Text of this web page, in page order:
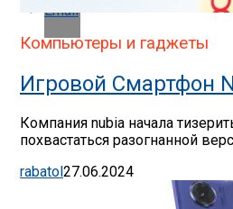
Email
Компьютеры и гаджеты
Игровой Смартфон
Компания nubia начала
похвастаться разогнанной
rabatol27.06.2024